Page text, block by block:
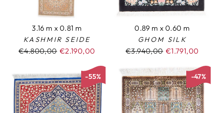
3.16 m x 0.81 m
KASHMIR SEIDE
Normaler
€4.800,00 Sonderpreis
€2.190,00
0.89 m x 0.60 m
GHOM SILK
Normaler
€3.940,00 Sonderpreis
€1.791,00
-55% -47%